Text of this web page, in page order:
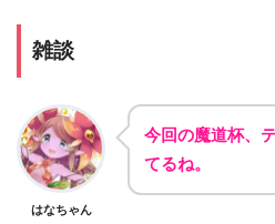
雑談
はなちゃん
今回の魔道杯、
てるね。